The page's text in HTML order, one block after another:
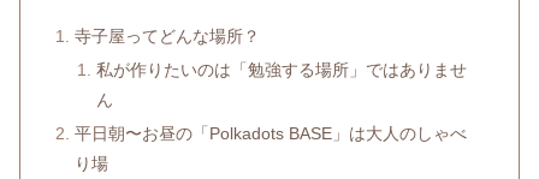
寺子屋ってどんな場所？
私が作りたいのは「勉強する場所」ではありませ
ん
平日朝〜お昼の「Polkadots BASE」は大人のしゃべ
り場